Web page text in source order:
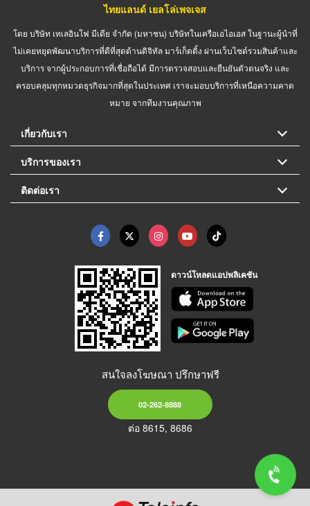
ไทยแลนด์ เยลโล่เพจเจส
โดย บริษัท เทเลอินโฟ มีเดีย จำกัด (มหาชน) บริษัทในเครือเอไอเอส ในฐานะผู้นำที่
ไม่เคยหยุดพัฒนาบริการที่ดีที่สุดด้านดิจิทัล มาร์เก็ตติ้ง ผ่านเว็บไซต์รวมสินค้าและ
บริการ จากผู้ประกอบการที่เชื่อถือได้ มีการตรวจสอบและยืนยันตัวตนจริง และ
ครอบคลุมทุกหมวดธุรกิจมากที่สุดในประเทศ เราจะมอบบริการที่เหนือความคาด
หมาย จากทีมงานคุณภาพ
เกี่ยวกับเรา
บริการของเรา
ติดต่อเรา
ดาวน์โหลดแอปพลิเคชัน
สนใจลงโฆษณา ปรึกษาฟรี
02-262-8888
ต่อ 8615, 8686